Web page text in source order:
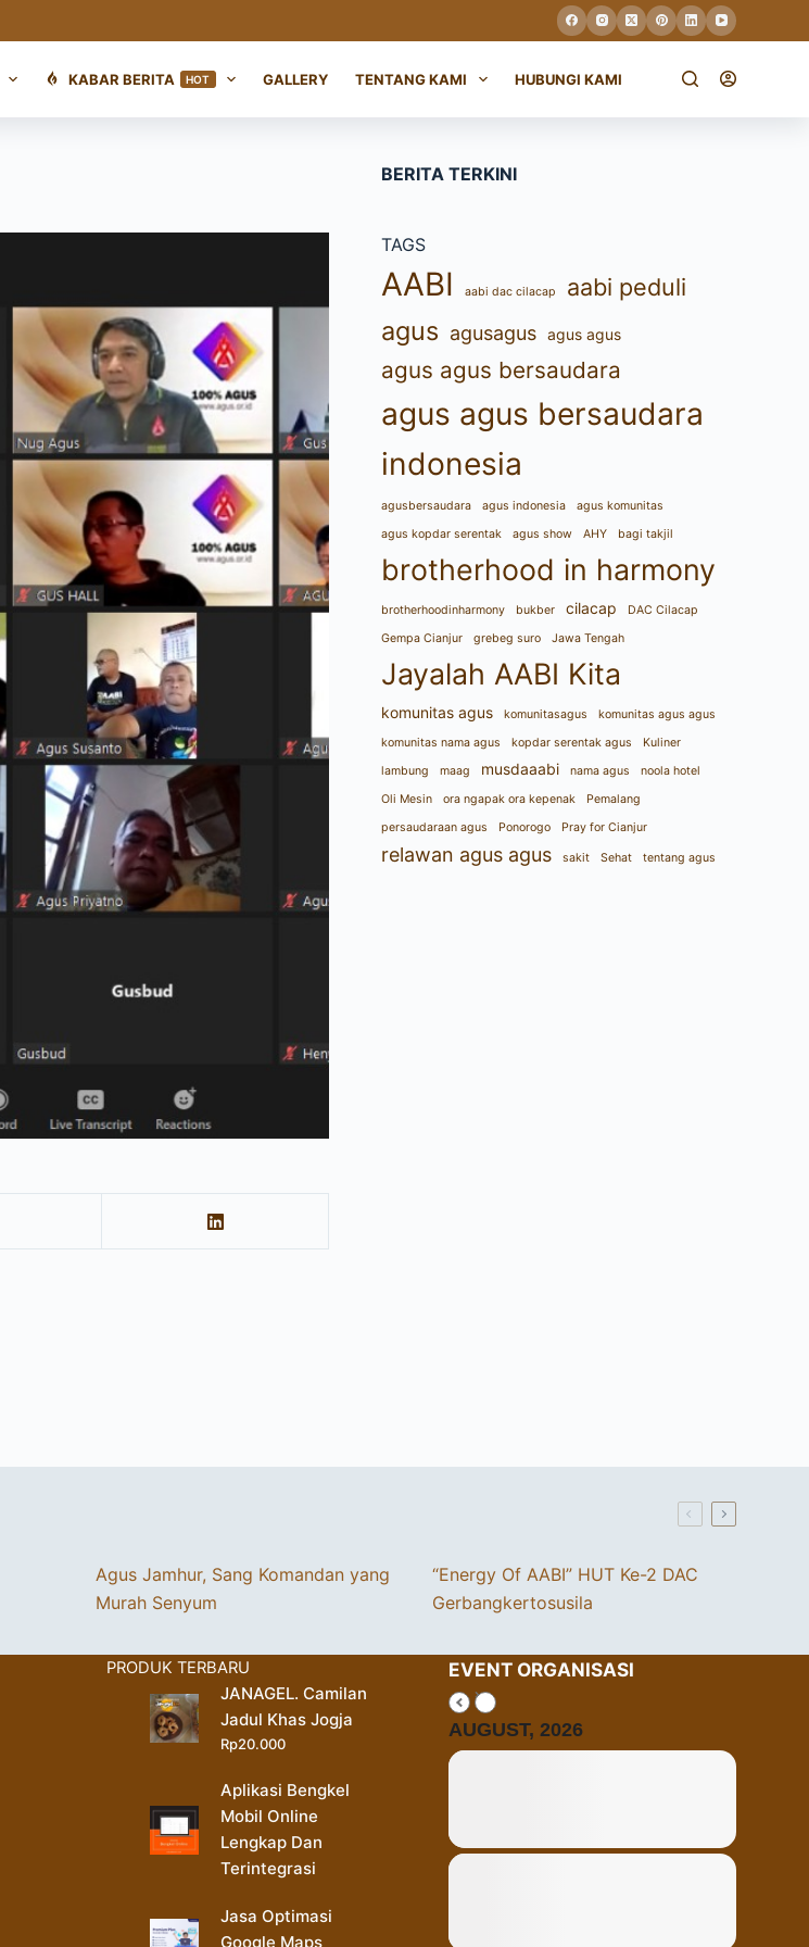
KABAR BERITA HOT GALLERY TENTANG KAMI HUBUNGI KAMI
BERITA TERKINI
TAGS
AABI aabi dac cilacap aabi peduli
agus agusagus agus agus
agus agus bersaudara
agus agus bersaudara
indonesia
agusbersaudara agus indonesia
agus komunitas
agus kopdar serentak
agus show AHY bagi takjil
brotherhood in harmony
brotherhoodinharmony bukber cilacap
DAC Cilacap
Gempa Cianjur
grebeg suro Jawa Tengah
Jayalah AABI Kita
komunitas agus komunitasagus
komunitas agus agus
komunitas nama agus
kopdar serentak agus
Kuliner
lambung
maag musdaaabi nama agus
noola hotel
Oli Mesin
ora ngapak ora kepenak
Pemalang
persaudaraan agus
Ponorogo Pray for Cianjur
relawan agus agus sakit Sehat tentang agus
Agus Jamhur, Sang Komandan yang
Murah Senyum
“Energy Of AABI” HUT Ke-2 DAC
Gerbangkertosusila
PRODUK TERBARU
JANAGEL. Camilan
Jadul Khas Jogja
Rp20.000
Aplikasi Bengkel
Mobil Online
Lengkap Dan
Terintegrasi
Jasa Optimasi
Google Maps
EVENT ORGANISASI
AUGUST, 2026